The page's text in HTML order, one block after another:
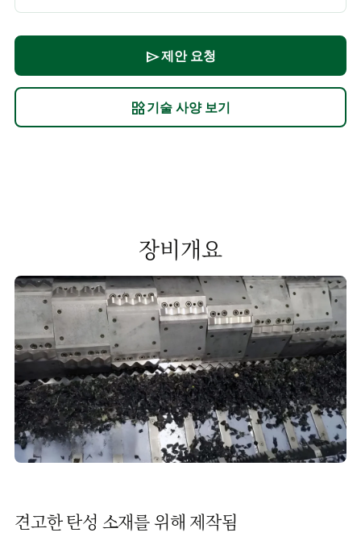
send제안 요청
widgets기술 사양 보기
장비개요
견고한 탄성 소재를 위해 제작됨